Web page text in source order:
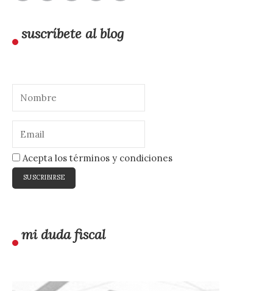
suscríbete al blog
Acepta los términos y condiciones
mi duda fiscal